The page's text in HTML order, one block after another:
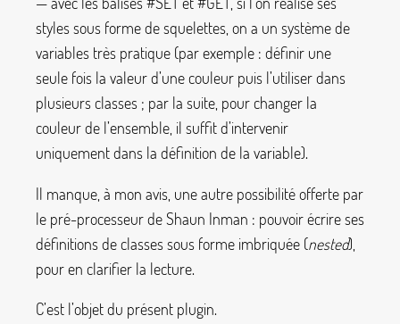
styles sous forme de squelettes, on a un système de
variables très pratique (par exemple : définir une
seule fois la valeur d’une couleur puis l’utiliser dans
plusieurs classes ; par la suite, pour changer la
couleur de l’ensemble, il suffit d’intervenir
uniquement dans la définition de la variable).
Il manque, à mon avis, une autre possibilité offerte par
le pré-processeur de Shaun Inman : pouvoir écrire ses
définitions de classes sous forme imbriquée (nested),
pour en clarifier la lecture.
C’est l’objet du présent plugin.